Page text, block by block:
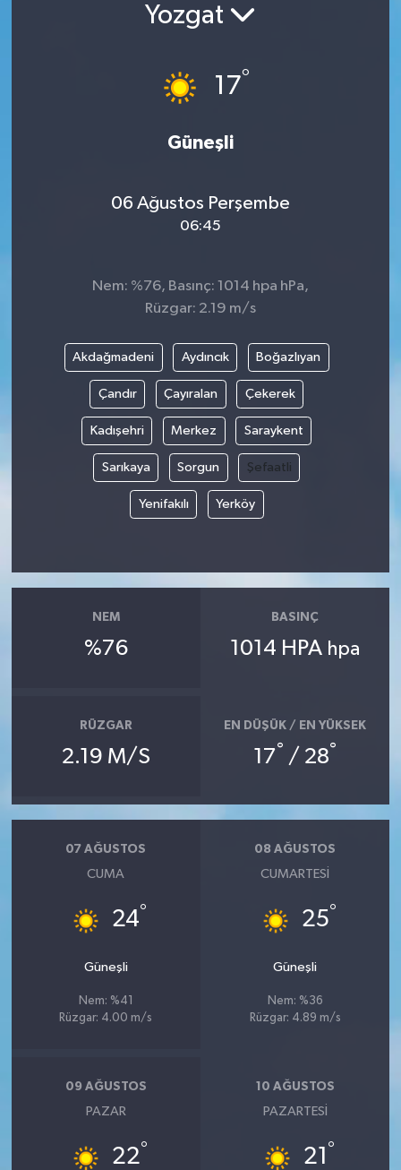
Yozgat
17°
Güneşli
06 Ağustos Perşembe
06:45
Nem: %76, Basınç: 1014 hpa hPa,
Rüzgar: 2.19 m/s
Akdağmadeni Aydıncık Boğazlıyan
Çandır Çayıralan Çekerek
Kadışehri Merkez Saraykent
Sarıkaya Sorgun Şefaatli
Yenifakılı Yerköy
NEM
%76
BASINÇ
1014 HPA hpa
RÜZGAR
2.19 M/S
EN DÜŞÜK / EN YÜKSEK
17° / 28°
07 AĞUSTOS
CUMA
24°
Güneşli
Nem: %41
Rüzgar: 4.00 m/s
08 AĞUSTOS
CUMARTESI
25°
Güneşli
Nem: %36
Rüzgar: 4.89 m/s
09 AĞUSTOS
PAZAR
22°
10 AĞUSTOS
PAZARTESI
21 °